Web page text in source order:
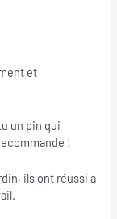
et
un pin qui
!
ils ont réussi a